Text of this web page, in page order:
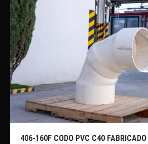
406-160F CODO PVC C40